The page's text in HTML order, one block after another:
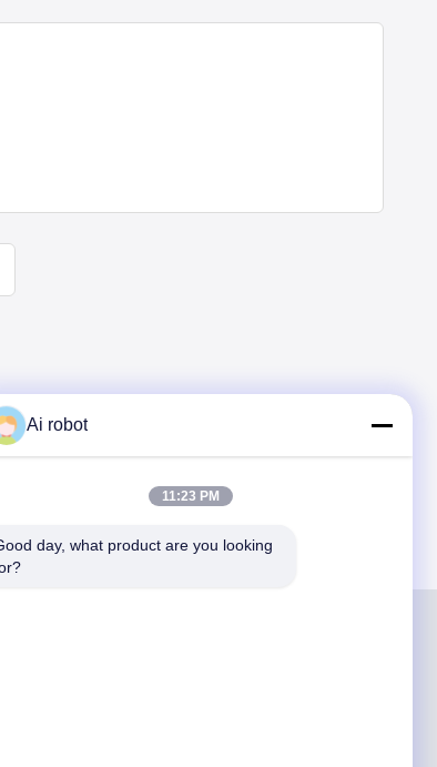
lab van hoog niveau uit Shenzhen, China. Het
laboratorium dat is gecertificeerd met CE,
to-date machines. Zijn toewijding aan hoge
diensten heeft velen gewonnen
Amerikaanse markten.
Ai robot
11:23 PM
day, what product are you looking